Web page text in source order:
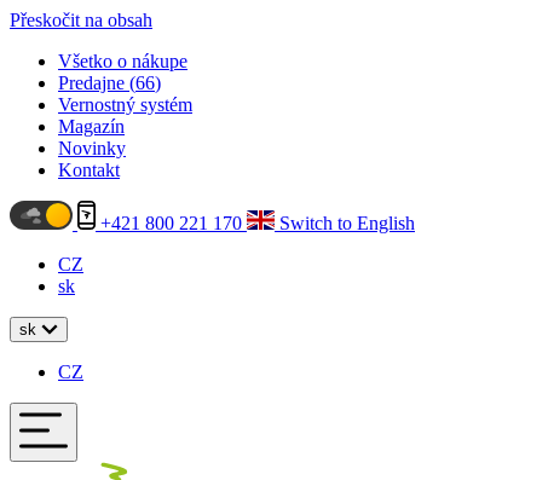
Přeskočit na obsah
Všetko o nákupe
Predajne (66)
Vernostný systém
Magazín
Novinky
Kontakt
+421 800 221 170
Switch to English
CZ
sk
sk
CZ